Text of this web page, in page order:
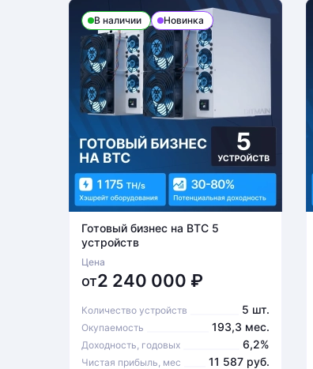
В наличии Новинка
Готовый бизнес на BTC 5
устройств
Цена
от2 240 000 ₽
Количество устройств 5 шт.
Окупаемость 193,3 мес.
Доходность, годовых 6,2%
Чистая прибыль, мес 11 587 руб.